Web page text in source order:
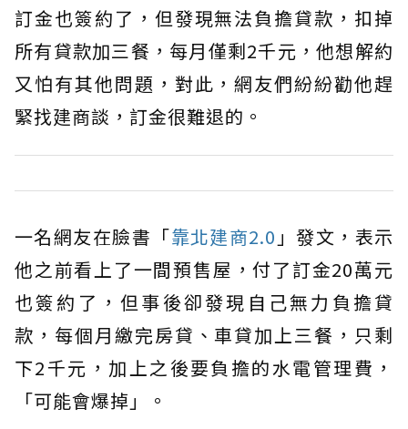
訂金也簽約了，但發現無法負擔貸款，扣掉
所有貸款加三餐，每月僅剩2千元，他想解約
又怕有其他問題，對此，網友們紛紛勸他趕
緊找建商談，訂金很難退的。
一名網友在臉書「靠北建商2.0 」發文，表示
他之前看上了一間預售屋，付了訂金20萬元
也簽約了，但事後卻發現自己無力負擔貸
款，每個月繳完房貸、車貸加上三餐，只剩
下2千元，加上之後要負擔的水電管理費，
「可能會爆掉」。